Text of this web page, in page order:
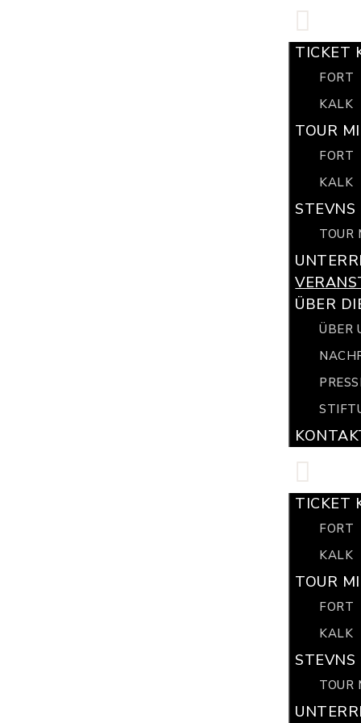
TICKET
FORT
KALK
TOUR
FORT
KALK
TOUR
ÜBER
ÜBER
TICKET
FORT
KALK
TOUR
FORT
KALK
TOUR